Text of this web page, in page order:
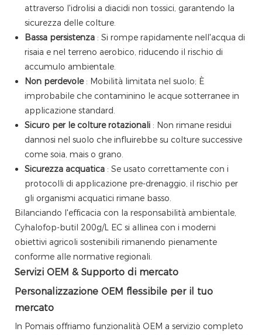
attraverso l'idrolisi a diacidi non tossici, garantendo la
sicurezza delle colture.
Bassa persistenza : Si rompe rapidamente nell'acqua di
risaia e nel terreno aerobico, riducendo il rischio di
accumulo ambientale.
Non perdevole : Mobilità limitata nel suolo; È
improbabile che contaminino le acque sotterranee in
applicazione standard.
Sicuro per le colture rotazionali : Non rimane residui
dannosi nel suolo che influirebbe su colture successive
come soia, mais o grano.
Sicurezza acquatica : Se usato correttamente con i
protocolli di applicazione pre-drenaggio, il rischio per
gli organismi acquatici rimane basso.
Bilanciando l'efficacia con la responsabilità ambientale,
Cyhalofop-butil 200g/L EC si allinea con i moderni
obiettivi agricoli sostenibili rimanendo pienamente
conforme alle normative regionali.
Servizi OEM & Supporto di mercato
Personalizzazione OEM flessibile per il tuo
mercato
In Pomais offriamo funzionalità OEM a servizio completo